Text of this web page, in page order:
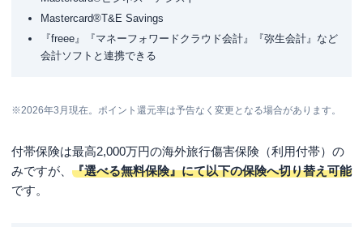
Mastercard®T&E Savings
『freee』『マネーフォワードクラウド会計』『弥生会計』など
会計ソフトと連携できる
※2026年3月現在。ポイント還元率は予告なく変更となる場合があります。
付帯保険は最高2,000万円の海外旅行傷害保険（利用付帯）の
みですが、 『選べる無料保険』にて以下の保険へ切り替え可能
です。